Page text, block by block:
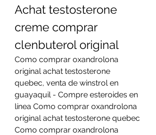
Achat testosterone
creme comprar
clenbuterol original
Como comprar oxandrolona
original achat testosterone
quebec, venta de winstrol en
guayaquil - Compre esteroides en
línea Como comprar oxandrolona
original achat testosterone quebec
Como comprar oxandrolona